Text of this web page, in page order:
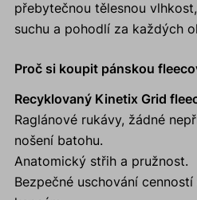
přebytečnou tělesnou
suchu a pohodlí za každých
Proč si koupit pánskou
Recyklovaný Kinetix Grid
Raglánové rukávy, žádné
nošení batohu.
Anatomický střih a pružnost.
Bezpečné uschování